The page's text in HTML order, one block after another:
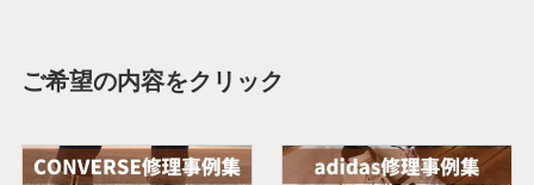
ご希望の内容をクリック